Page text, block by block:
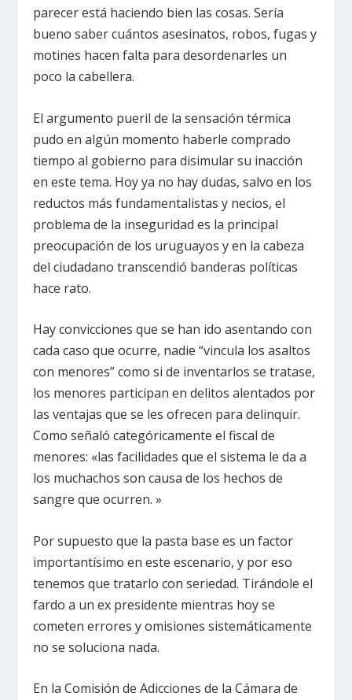
parecer está haciendo bien las cosas. Sería
bueno saber cuántos asesinatos, robos, fugas y
motines hacen falta para desordenarles un
poco la cabellera.
El argumento pueril de la sensación térmica
pudo en algún momento haberle comprado
tiempo al gobierno para disimular su inacción
en este tema. Hoy ya no hay dudas, salvo en los
reductos más fundamentalistas y necios, el
problema de la inseguridad es la principal
preocupación de los uruguayos y en la cabeza
del ciudadano transcendió banderas políticas
hace rato.
Hay convicciones que se han ido asentando con
cada caso que ocurre, nadie “vincula los asaltos
con menores” como si de inventarlos se tratase,
los menores participan en delitos alentados por
las ventajas que se les ofrecen para delinquir.
Como señaló categóricamente el fiscal de
menores: «las facilidades que el sistema le da a
los muchachos son causa de los hechos de
sangre que ocurren. »
Por supuesto que la pasta base es un factor
importantísimo en este escenario, y por eso
tenemos que tratarlo con seriedad. Tirándole el
fardo a un ex presidente mientras hoy se
cometen errores y omisiones sistemáticamente
no se soluciona nada.
En la Comisión de Adicciones de la Cámara de